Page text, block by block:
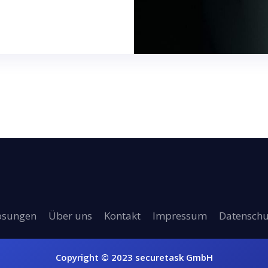
Über uns Kontakt Impressum
Copyright © 2023 securetask GmbH